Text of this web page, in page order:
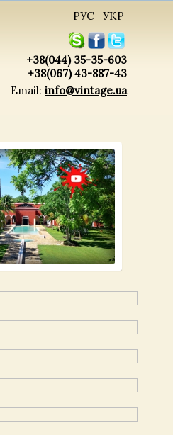
РУС УКР
+38(044) 35-35-603
+38(067) 43-887-43
Email: info@vintage.ua